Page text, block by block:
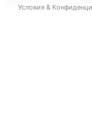
Условия &